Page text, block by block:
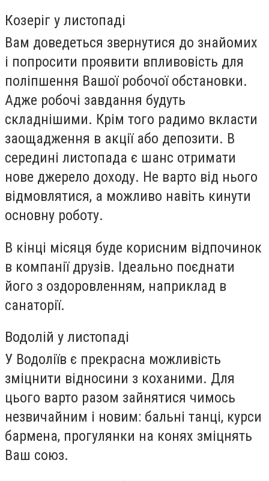
Козеріг у листопаді
Вам доведеться звернутися до знайомих
і попросити проявити впливовість для
поліпшення Вашої робочої обстановки.
Адже робочі завдання будуть
складнішими. Крім того радимо вкласти
заощадження в акції або депозити. В
середині листопада є шанс отримати
нове джерело доходу. Не варто від нього
відмовлятися, а можливо навіть кинути
основну роботу.
В кінці місяця буде корисним відпочинок
в компанії друзів. Ідеально поєднати
його з оздоровленням, наприклад в
санаторії.
Водолій у листопаді
У Водоліїв є прекрасна можливість
зміцнити відносини з коханими. Для
цього варто разом зайнятися чимось
незвичайним і новим: бальні танці, курси
бармена, прогулянки на конях зміцнять
Ваш союз.